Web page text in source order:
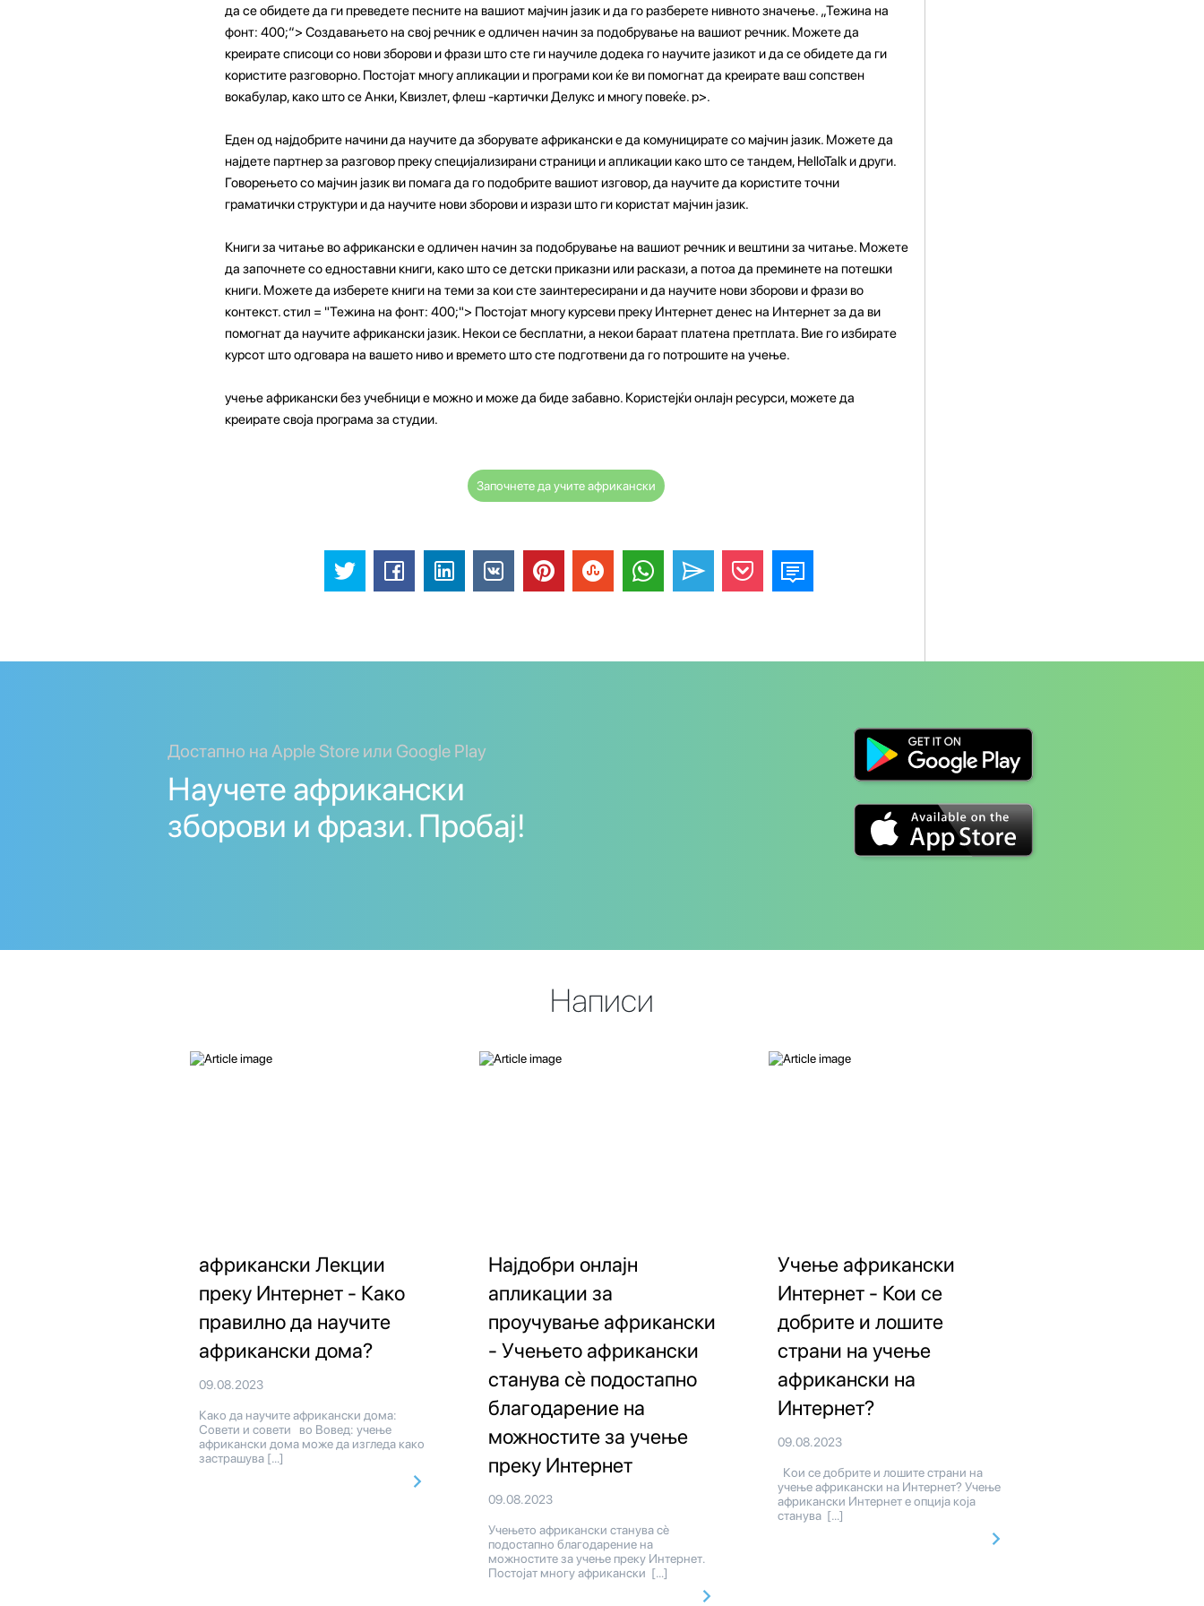
да се обидете да ги преведете песните на вашиот мајчин јазик и да го разберете нивното значење. „Тежина на
фонт: 400;“> Создавањето на свој речник е одличен начин за подобрување на вашиот речник. Можете да
креирате списоци со нови зборови и фрази што сте ги научиле додека го научите јазикот и да се обидете да ги
користите разговорно. Постојат многу апликации и програми кои ќе ви помогнат да креирате ваш сопствен
вокабулар, како што се Анки, Квизлет, флеш -картички Делукс и многу повеќе. p>.
Еден од најдобрите начини да научите да зборувате африкански е да комуницирате со мајчин јазик. Можете да
најдете партнер за разговор преку специјализирани страници и апликации како што се тандем, HelloTalk и други.
Говорењето со мајчин јазик ви помага да го подобрите вашиот изговор, да научите да користите точни
граматички структури и да научите нови зборови и изрази што ги користат мајчин јазик.
Книги за читање во африкански е одличен начин за подобрување на вашиот речник и вештини за читање. Можете
да започнете со едноставни книги, како што се детски приказни или раскази, а потоа да преминете на потешки
книги. Можете да изберете книги на теми за кои сте заинтересирани и да научите нови зборови и фрази во
контекст. стил = "Тежина на фонт: 400;"> Постојат многу курсеви преку Интернет денес на Интернет за да ви
помогнат да научите африкански јазик. Некои се бесплатни, а некои бараат платена претплата. Вие го избирате
курсот што одговара на вашето ниво и времето што сте подготвени да го потрошите на учење.
учење африкански без учебници е можно и може да биде забавно. Користејќи онлајн ресурси, можете да
креирате своја програма за студии.
Започнете да учите африкански
Достапно на Apple Store или Google Play
Научете африкански
зборови и фрази. Пробај!
Написи
африкански Лекции
преку Интернет - Како
правилно да научите
африкански дома?
09.08.2023
Како да научите африкански дома:
Совети и совети во Вовед: учење
африкански дома може да изгледа како
застрашува […]
Најдобри онлајн
апликации за
проучување африкански
- Учењето африкански
станува сè подостапно
благодарение на
можностите за учење
преку Интернет
09.08.2023
Учењето африкански станува сè
подостапно благодарение на
можностите за учење преку Интернет.
Постојат многу африкански […]
Учење африкански
Интернет - Кои се
добрите и лошите
страни на учење
африкански на
Интернет?
09.08.2023
Кои се добрите и лошите страни на
учење африкански на Интернет? Учење
африкански Интернет е опција која
станува […]